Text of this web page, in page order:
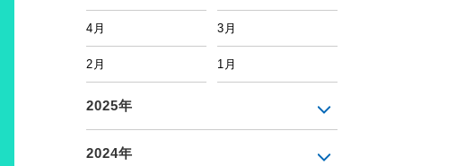
4月 3月
2月 1月
2025年
2024年